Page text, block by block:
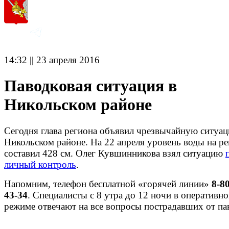
14:32 || 23 апреля 2016
Паводковая ситуация в
Никольском районе
Сегодня глава региона объявил чрезвычайную
Никольском районе. На 22 апреля уровень воды на
составил 428 см. Олег Кувшинникова взял ситуацию
личный контроль.
Напомним, телефон бесплатной «горячей линии» 8-
43-34. Специалисты с 8 утра до 12 ночи в
режиме отвечают на все вопросы пострадавших от